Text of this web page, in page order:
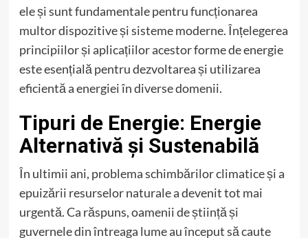
ele și sunt fundamentale pentru funcționarea
multor dispozitive și sisteme moderne. Înțelegerea
principiilor și aplicațiilor acestor forme de energie
este esențială pentru dezvoltarea și utilizarea
eficientă a energiei în diverse domenii.
Tipuri de Energie: Energie
Alternativă și Sustenabilă
În ultimii ani, problema schimbărilor climatice și a
epuizării resurselor naturale a devenit tot mai
urgentă. Ca răspuns, oamenii de știință și
guvernele din întreaga lume au început să caute